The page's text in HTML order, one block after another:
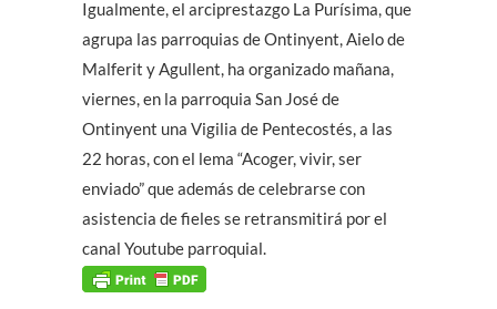
Igualmente, el arciprestazgo La Purísima, que
agrupa las parroquias de Ontinyent, Aielo de
Malferit y Agullent, ha organizado mañana,
viernes, en la parroquia San José de
Ontinyent una Vigilia de Pentecostés, a las
22 horas, con el lema “Acoger, vivir, ser
enviado” que además de celebrarse con
asistencia de fieles se retransmitirá por el
canal Youtube parroquial.